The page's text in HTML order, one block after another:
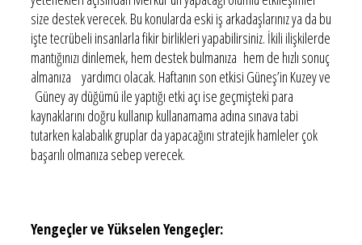
size destek verecek. Bu konularda eski iş arkadaşlarınız ya da bu
işte tecrübeli insanlarla fikir birlikleri yapabilirsiniz. İkili ilişkilerde
mantığınızı dinlemek, hem destek bulmanıza hem de hızlı sonuç
almanıza yardımcı olacak. Haftanın son etkisi Güneş’in Kuzey ve
Güney ay düğümü ile yaptığı etki açı ise geçmişteki para
kaynaklarını doğru kullanıp kullanamama adına sınava tabi
tutarken kalabalık gruplar da yapacağını stratejik hamleler çok
başarılı olmanıza sebep verecek.
Yengeçler ve Yükselen Yengeçler: